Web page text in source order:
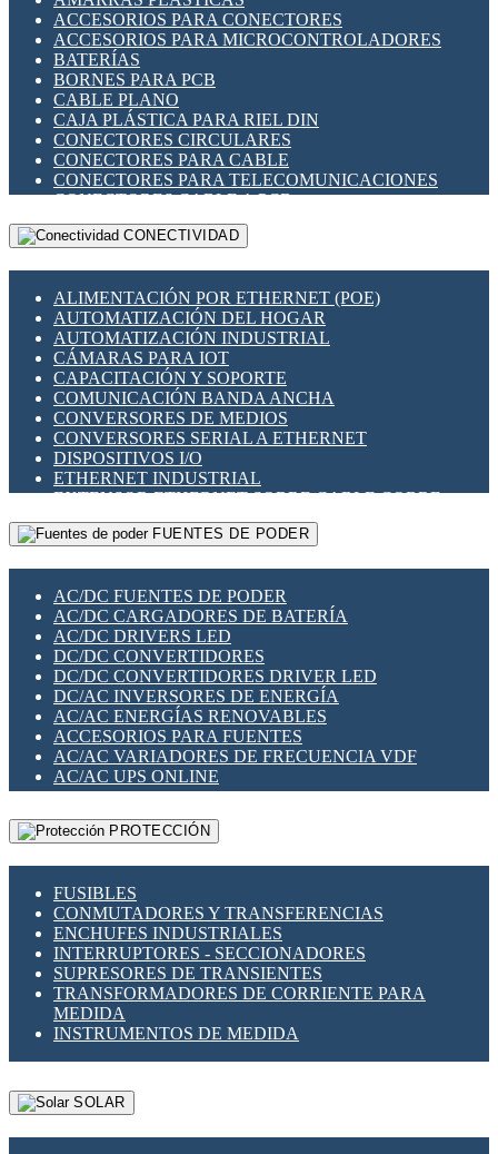
INDICADORES PARA PANEL
INTERFACES DE RELÉ
INTERRUPTORES FIN DE CARRERA
LLAVES CONMUTADORAS
MEDIDORES DE ENERGÍA Y TC'S DE CORRIENTE
MOTORES PASO A PASO
PANTALLAS HMI
PLC -CONTROLADORES LÓGICO PROGRAMABLES
PROGRAMADORES DE HORARIO
RELÉS DE PROTECCIÓN
SENSORES CAPACITIVOS
SENSORES INDUCTIVOS
TEMPORIZADORES
VARIACS
VARIADORES DE FRECUENCIA [VDF]
SECCIONADORES - INTERRUPTORES
MAQUINARIA
ACCESORIOS PARA CONECTORES
ACCESORIOS PARA MICROCONTROLADORES
BATERÍAS
BORNES PARA PCB
CABLE PLANO
CAJA PLÁSTICA PARA RIEL DIN
CONECTORES CIRCULARES
CONECTORES PARA CABLE
CONECTORES PARA TELECOMUNICACIONES
CONECTORES CABLE A PCB
CONECTORES PCB A CABLE
DIP SWITCHES
HERRAMIENTAS VARIAS
ILUMINACIÓN LED
INTERRUPTORES REED
INTERFACES DE RELÉ
OTROS RELÉS
PROTECCIÓN TÉRMICA
RELÉS AUTOMOTRICES
RELÉS DE SEÑAL
RELÉS DE ESTADO SÓLIDO SSR
RELÉS INDUSTRIALES
RELÉS MINIATURA DE POTENCIA
SENSORES MAGNÉTICOS
SWITCH Y MICROSWITCH
TARJETAS PI
UNIÓN Y DERIVACIÓN DE CABLE
CONECTIVIDAD
ALIMENTACIÓN POR ETHERNET (POE)
AUTOMATIZACIÓN DEL HOGAR
AUTOMATIZACIÓN INDUSTRIAL
CÁMARAS PARA IOT
CAPACITACIÓN Y SOPORTE
COMUNICACIÓN BANDA ANCHA
CONVERSORES DE MEDIOS
CONVERSORES SERIAL A ETHERNET
DISPOSITIVOS I/O
ETHERNET INDUSTRIAL
EXTENSOR ETHERNET SOBRE CABLE COBRE
GATEWAY LORAWAN
GESTIÓN DE REDES
PLACAS MODULARES IOT
SWITCHES Y REDES WIFI
SOLUCIONES IOT
SOLUCIONES LORAWAN
SOLUCIONES RED CELULAR
SEGURIDAD PARA REDES
SWITCHES LAN
TELEFONÍA IP (VOIP)
VIGILANCIA IP (CCTV)
MESHTASTIC
FUENTES DE PODER
AC/DC FUENTES DE PODER
AC/DC CARGADORES DE BATERÍA
AC/DC DRIVERS LED
DC/DC CONVERTIDORES
DC/DC CONVERTIDORES DRIVER LED
DC/AC INVERSORES DE ENERGÍA
AC/AC ENERGÍAS RENOVABLES
ACCESORIOS PARA FUENTES
AC/AC VARIADORES DE FRECUENCIA VDF
AC/AC UPS ONLINE
PROTECCIÓN
FUSIBLES
CONMUTADORES Y TRANSFERENCIAS
ENCHUFES INDUSTRIALES
INTERRUPTORES - SECCIONADORES
SUPRESORES DE TRANSIENTES
TRANSFORMADORES DE CORRIENTE PARA
MEDIDA
INSTRUMENTOS DE MEDIDA
SOLAR